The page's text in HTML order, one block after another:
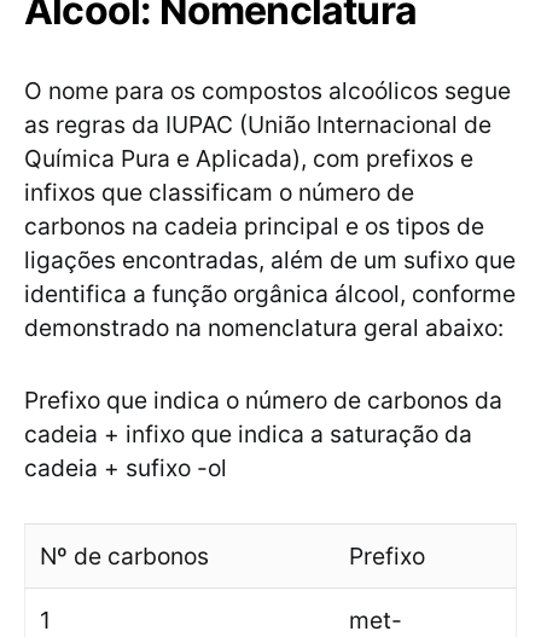
Álcool: Nomenclatura
O nome para os compostos alcoólicos segue
as regras da IUPAC (União Internacional de
Química Pura e Aplicada), com prefixos e
infixos que classificam o número de
carbonos na cadeia principal e os tipos de
ligações encontradas, além de um sufixo que
identifica a função orgânica álcool, conforme
demonstrado na nomenclatura geral abaixo:
Prefixo que indica o número de carbonos da
cadeia + infixo que indica a saturação da
cadeia + sufixo -ol
Nº de carbonos Prefixo
1 met-